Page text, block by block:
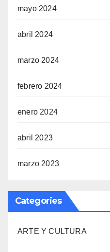
mayo 2024
abril 2024
marzo 2024
febrero 2024
enero 2024
abril 2023
marzo 2023
Categories
ARTE Y CULTURA